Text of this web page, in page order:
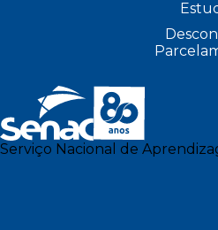
Serviço Nacional de